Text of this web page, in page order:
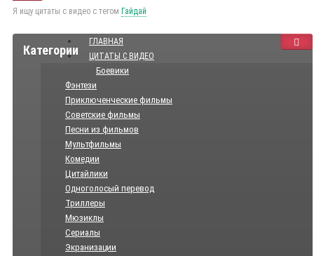
Я ищу цитаты с видео с тегом Гайдай
Категории
ГЛАВНАЯ
ЦИТАТЫ С ВИДЕО
Боевики
Фэнтези
Приключенческие фильмы
Советские фильмы
Песни из фильмов
Мультфильмы
Комедии
Цитайлики
Одноголосый перевод
Триллеры
Мюзиклы
Сериалы
Экранизации